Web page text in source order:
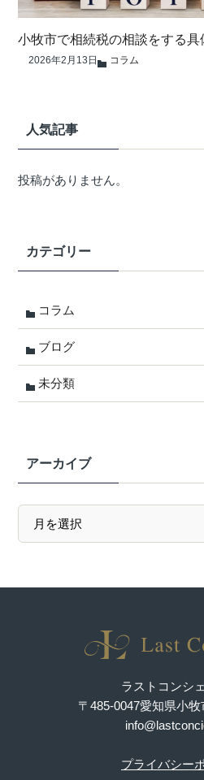
小牧市で相続税の相談をする具
2026年2月13日 コラム
人気記事
投稿がありません。
カテゴリー
コラム
ブログ
未分類
アーカイブ
ラストコンシ
〒485-0047愛知県小
プライバシー